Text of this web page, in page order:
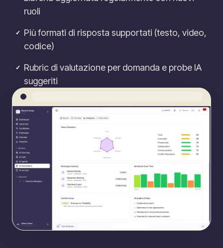
ruoli
✓ Più formati di risposta supportati (testo, video,
codice)
✓ Rubric di valutazione per domanda e probe IA
suggeriti